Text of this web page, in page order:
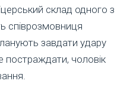
склад одного з
співрозмовниця
завдати удару
чоловік